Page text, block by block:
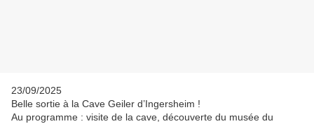
23/09/2025
Belle sortie à la Cave Geiler d’Ingersheim !
Au programme : visite de la cave, découverte du musée du